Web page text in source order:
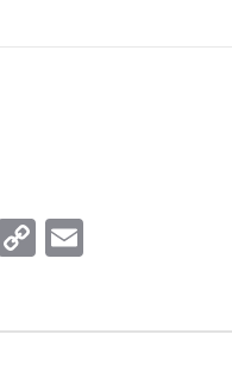
Copy